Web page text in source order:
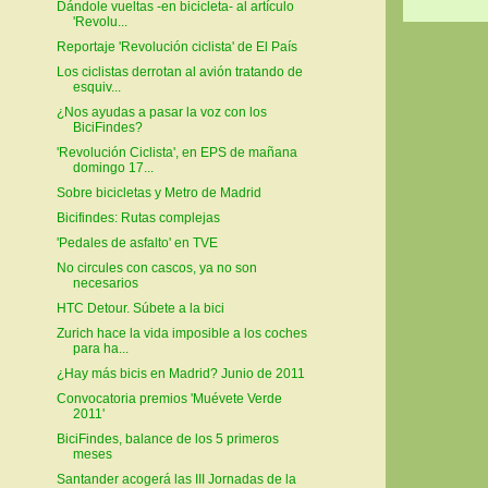
Dándole vueltas -en bicicleta- al artículo
'Revolu...
Reportaje 'Revolución ciclista' de El País
Los ciclistas derrotan al avión tratando de
esquiv...
¿Nos ayudas a pasar la voz con los
BiciFindes?
'Revolución Ciclista', en EPS de mañana
domingo 17...
Sobre bicicletas y Metro de Madrid
Bicifindes: Rutas complejas
'Pedales de asfalto' en TVE
No circules con cascos, ya no son
necesarios
HTC Detour. Súbete a la bici
Zurich hace la vida imposible a los coches
para ha...
¿Hay más bicis en Madrid? Junio de 2011
Convocatoria premios 'Muévete Verde
2011'
BiciFindes, balance de los 5 primeros
meses
Santander acogerá las III Jornadas de la